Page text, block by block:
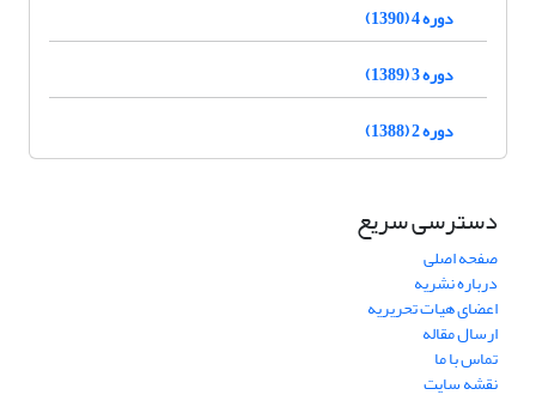
دوره 4 (1390)
دوره 3 (1389)
دوره 2 (1388)
دسترسی سریع
صفحه اصلی
درباره نشریه
اعضای هیات تحریریه
ارسال مقاله
تماس با ما
نقشه سایت